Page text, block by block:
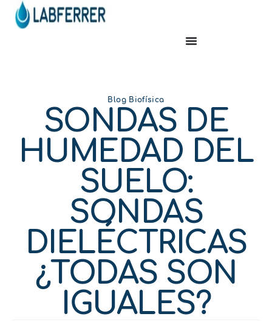
Blog Biofísica
SONDAS DE
HUMEDAD DEL
SUELO:
SONDAS
DIELÉCTRICAS
¿TODAS SON
IGUALES?